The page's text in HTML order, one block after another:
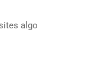
algo